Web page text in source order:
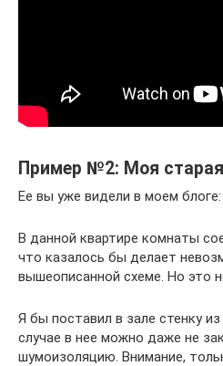
Пример №2: Моя
Ее вы уже видели в моем блоге:
В данной квартире комнаты
что казалось бы делает
вышеописанной схеме. Но это
Я бы поставил в зале стенку
случае в нее можно даже не
шумоизоляцию. Внимание,